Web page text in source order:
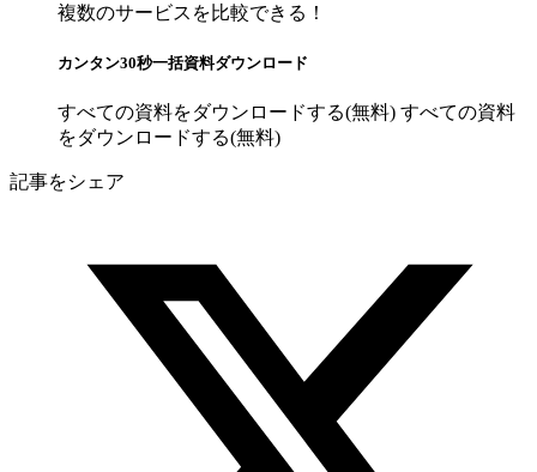
複数のサービスを比較できる！
カンタン30秒一括資料ダウンロード
すべての資料をダウンロードする(無料) すべての資料
をダウンロードする(無料)
記事をシェア